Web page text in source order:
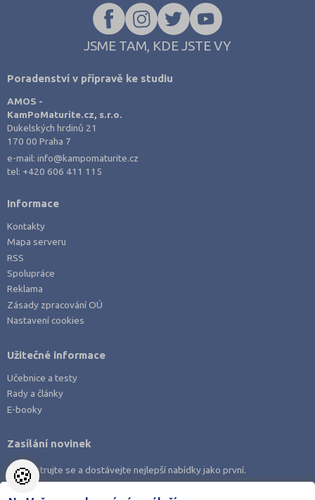
JSME TAM, KDE JSTE VY
Poradenství v přípravě ke studiu
AMOS -
KamPoMaturite.cz, s.r.o.
Dukelských hrdinů 21
170 00 Praha 7
e-mail:info@kampomaturite.cz
tel: +420 606 411 115
Informace
Kontakty
Mapa serveru
RSS
Spolupráce
Reklama
Zásady zpracování OÚ
Nastavení cookies
Užitečné informace
Učebnice a testy
Rady a články
E-booky
Zasílání novinek
Zaregistrujte se a dostávejte nejlepší nabídky jako první.
🍪